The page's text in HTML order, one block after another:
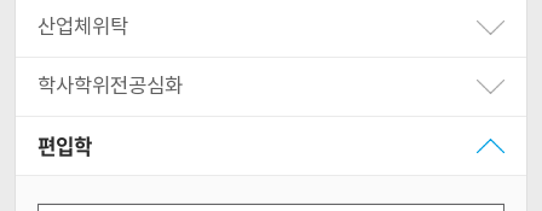
산업체위탁
학사학위전공심화
편입학